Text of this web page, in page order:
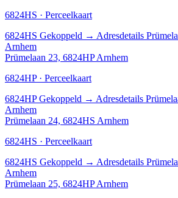
6824HS · Perceelkaart
6824HS Gekoppeld → Adresdetails
Arnhem
Prümelaan 23, 6824HP Arnhem
6824HP · Perceelkaart
6824HP Gekoppeld → Adresdetails
Arnhem
Prümelaan 24, 6824HS Arnhem
6824HS · Perceelkaart
6824HS Gekoppeld → Adresdetails
Arnhem
Prümelaan 25, 6824HP Arnhem